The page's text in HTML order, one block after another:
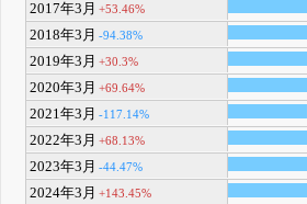
2017年3月 +53.46%
2018年3月 -94.38%
2019年3月 +30.3%
2020年3月 +69.64%
2021年3月 -117.14%
2022年3月 +68.13%
2023年3月 -44.47%
2024年3月 +143.45%